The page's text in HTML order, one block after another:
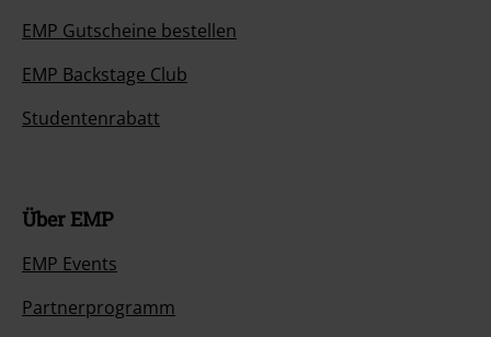
EMP Gutscheine bestellen
EMP Backstage Club
Studentenrabatt
Über EMP
EMP Events
Partnerprogramm